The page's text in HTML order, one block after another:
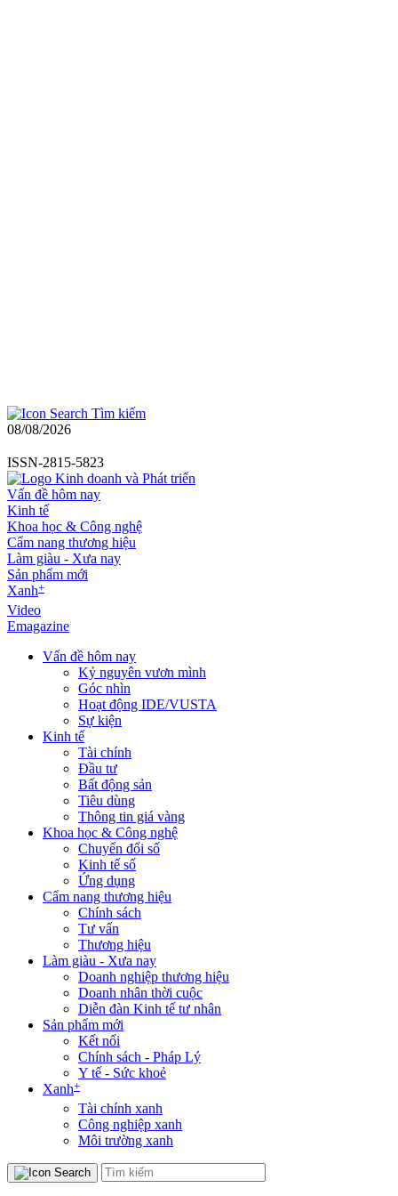
Tìm kiếm
08/08/2026
ISSN-2815-5823
Vấn đề hôm nay
Kinh tế
Khoa học & Công nghệ
Cẩm nang thương hiệu
Làm giàu - Xưa nay
Sản phẩm mới
Xanh+
Video
Emagazine
Vấn đề hôm nay
Kỷ nguyên vươn mình
Góc nhìn
Hoạt động IDE/VUSTA
Sự kiện
Kinh tế
Tài chính
Đầu tư
Bất động sản
Tiêu dùng
Thông tin giá vàng
Khoa học & Công nghệ
Chuyển đổi số
Kinh tế số
Ứng dụng
Cẩm nang thương hiệu
Chính sách
Tư vấn
Thương hiệu
Làm giàu - Xưa nay
Doanh nghiệp thương hiệu
Doanh nhân thời cuộc
Diễn đàn Kinh tế tư nhân
Sản phẩm mới
Kết nối
Chính sách - Pháp Lý
Y tế - Sức khoẻ
Xanh+
Tài chính xanh
Công nghiệp xanh
Môi trường xanh